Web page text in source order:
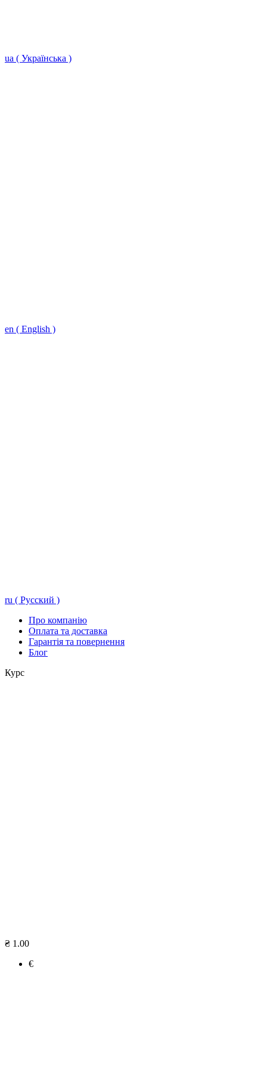
ua ( Українська )
en ( English )
ru ( Русский )
Про компанію
Оплата та доставка
Гарантія та повернення
Блог
Курс
₴ 1.00
€